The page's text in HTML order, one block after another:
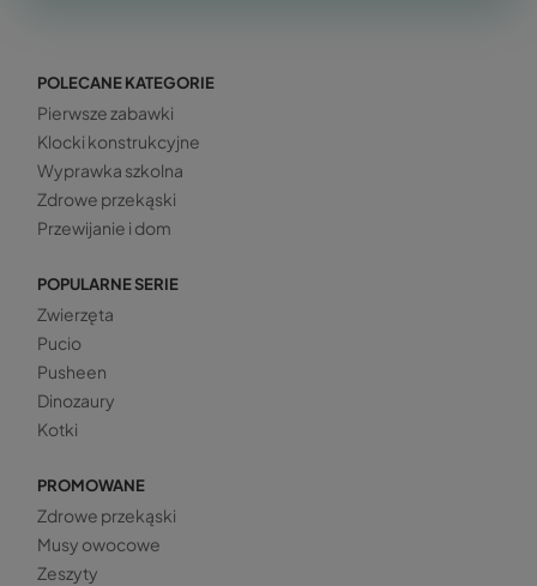
POLECANE KATEGORIE
Pierwsze zabawki
Klocki konstrukcyjne
Wyprawka szkolna
Zdrowe przekąski
Przewijanie i dom
POPULARNE SERIE
Zwierzęta
Pucio
Pusheen
Dinozaury
Kotki
PROMOWANE
Zdrowe przekąski
Musy owocowe
Zeszyty